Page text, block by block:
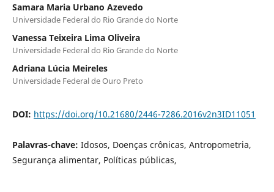
Samara Maria Urbano Azevedo
Universidade Federal do Rio Grande do Norte
Vanessa Teixeira Lima Oliveira
Universidade Federal do Rio Grande do Norte
Adriana Lúcia Meireles
Universidade Federal de Ouro Preto
DOI: https://doi.org/10.21680/2446-7286.2016v2n3ID11051
Palavras-chave: Idosos, Doenças crônicas, Antropometria,
Segurança alimentar, Políticas públicas,